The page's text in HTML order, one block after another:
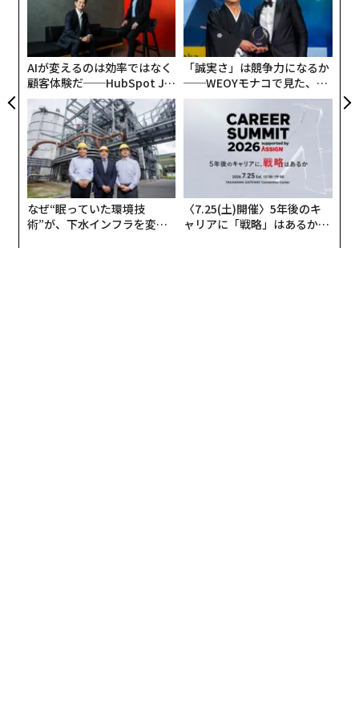
AIが変えるのは効率ではなく
顧客体験だ──HubSpot Ja
panが語る「Grow Better」
な組織のつくり方
「誠実さ」は競争力になるか
──WEOYモナコで見た、く
ら寿司の経営哲学
なぜ“眠っていた環境技
術”が、下水インフラを変え
〈7.25(土)開催〉5年後のキ
ャリアに「戦略」はあるか。